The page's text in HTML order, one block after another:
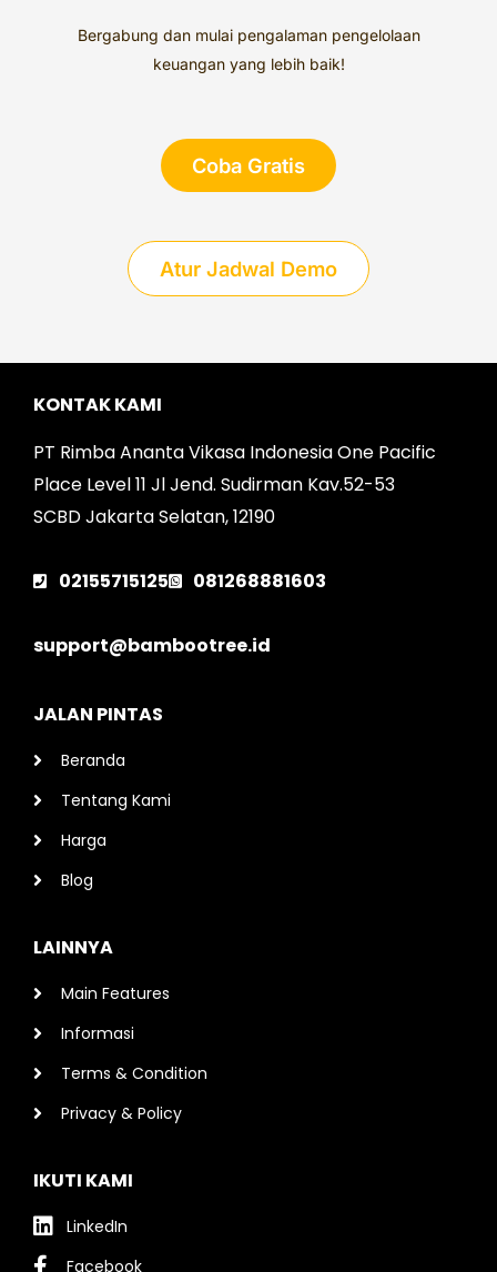
Bergabung dan mulai pengalaman pengelolaan
keuangan yang lebih baik!
Coba Gratis
Atur Jadwal Demo
KONTAK KAMI
PT Rimba Ananta Vikasa Indonesia One Pacific
Place Level 11 Jl Jend. Sudirman Kav.52-53
SCBD Jakarta Selatan, 12190
02155715125 081268881603
support@bambootree.id
JALAN PINTAS
Beranda
Tentang Kami
Harga
Blog
LAINNYA
Main Features
Informasi
Terms & Condition
Privacy & Policy
IKUTI KAMI
LinkedIn
Facebook